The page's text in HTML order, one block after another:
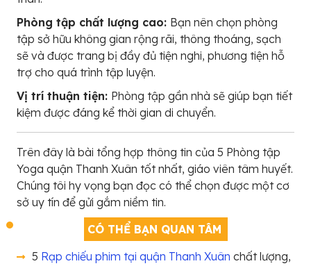
Phòng tập chất lượng cao: Bạn nên chọn phòng
tập sở hữu không gian rộng rãi, thông thoáng, sạch
sẽ và được trang bị đầy đủ tiện nghi, phương tiện hỗ
trợ cho quá trình tập luyện.
Vị trí thuận tiện: Phòng tập gần nhà sẽ giúp bạn tiết
kiệm được đáng kể thời gian di chuyển.
Trên đây là bài tổng hợp thông tin của 5 Phòng tập
Yoga quận Thanh Xuân tốt nhất, giáo viên tâm huyết.
Chúng tôi hy vọng bạn đọc có thể chọn được một cơ
sở uy tín để gửi gắm niềm tin.
CÓ THỂ BẠN QUAN TÂM
5 Rạp chiếu phim tại quận Thanh Xuân chất lượng,